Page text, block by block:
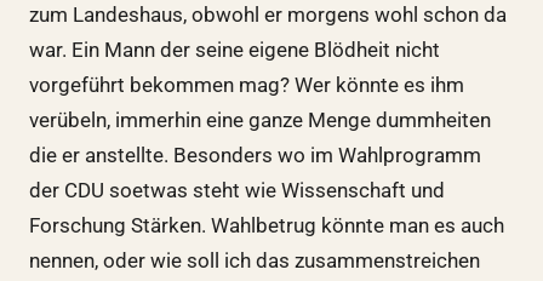
zum Landeshaus, obwohl er morgens wohl schon da
war. Ein Mann der seine eigene Blödheit nicht
vorgeführt bekommen mag? Wer könnte es ihm
verübeln, immerhin eine ganze Menge dummheiten
die er anstellte. Besonders wo im Wahlprogramm
der CDU soetwas steht wie Wissenschaft und
Forschung Stärken. Wahlbetrug könnte man es auch
nennen, oder wie soll ich das zusammenstreichen